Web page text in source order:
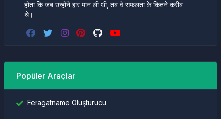
होता कि जब उन्होंने हार मान ली थी, तब वे सफलता के कितने करीब
थे।
Popüler Araçlar
Feragatname Oluşturucu